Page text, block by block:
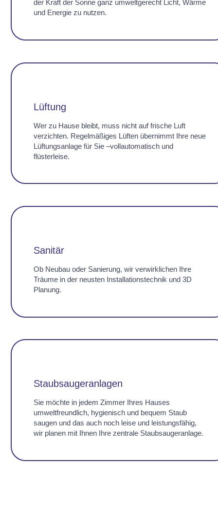
der Kraft der Sonne ganz umweltgerecht Licht, Wärme
und Energie zu nutzen.
Lüftung
Wer zu Hause bleibt, muss nicht auf frische Luft
verzichten. Regelmäßiges Lüften übernimmt Ihre neue
Lüftungsanlage für Sie –vollautomatisch und
flüsterleise.
Sanitär
Ob Neubau oder Sanierung, wir verwirklichen Ihre
Träume in der neusten Installationstechnik und 3D
Planung.
Staubsaugeranlagen
Sie möchte in jedem Zimmer Ihres Hauses
umweltfreundlich, hygienisch und bequem Staub
saugen und das auch noch leise und leistungsfähig,
wir planen mit Ihnen Ihre zentrale Staubsaugeranlage.